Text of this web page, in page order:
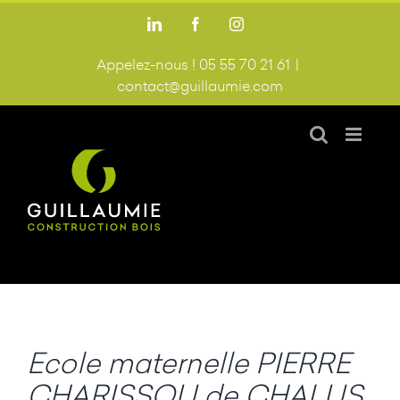
LinkedIn FacebookInstagram
Appelez-nous ! 05 55 70 21 61 |
contact@guillaumie.com
Ecole maternelle PIERRE